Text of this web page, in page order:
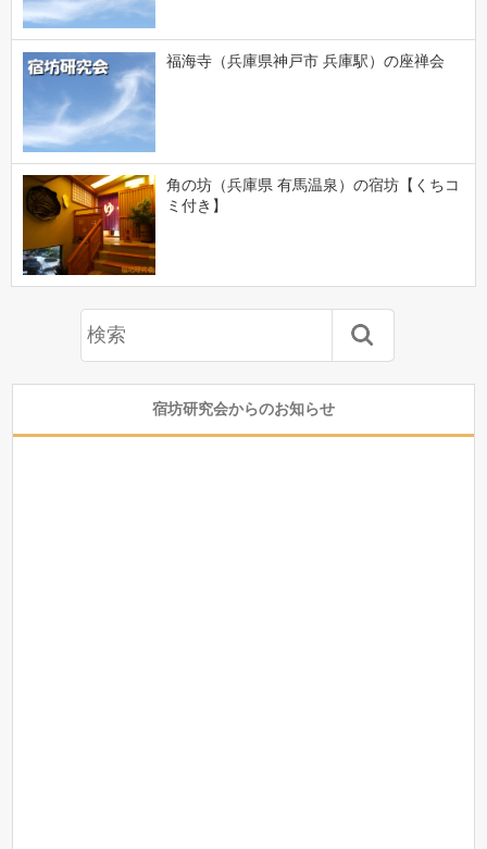
福海寺（兵庫県神戸市 兵庫駅）の座禅会
角の坊（兵庫県 有馬温泉）の宿坊【くちコ
ミ付き】
宿坊研究会からのお知らせ